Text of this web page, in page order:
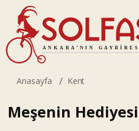
Anasayfa Kent
Meşenin Hediyesi